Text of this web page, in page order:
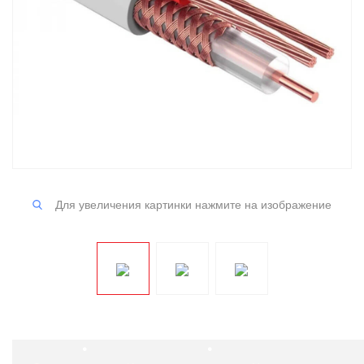
Для увеличения картинки нажмите на изображение